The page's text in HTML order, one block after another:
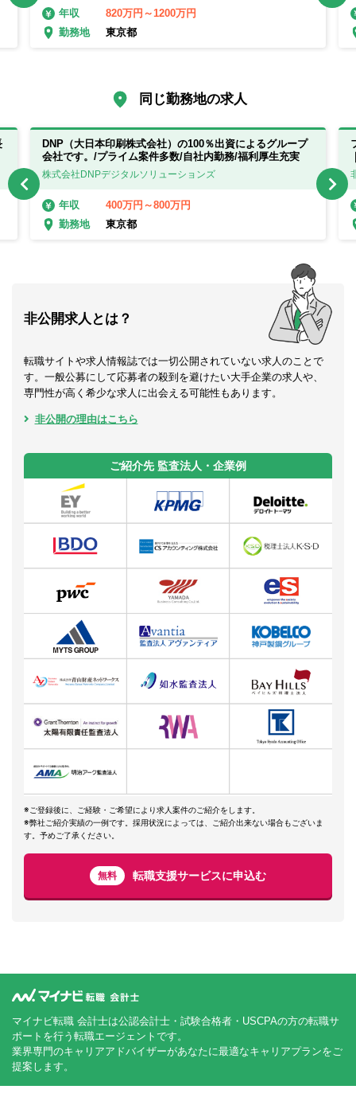
年収
820万円～1200万円
勤務地
東京都
同じ勤務地の求人
DNP（大日本印刷株式会社）の100％出資によるグループ
会社です。/プライム案件多数/自社内勤務/福利厚生充実
株式会社DNPデジタルソリューションズ
年収
400万円～800万円
勤務地
東京都
非公開求人とは？
転職サイトや求人情報誌では一切公開されていない求人のことで
す。一般公募にして応募者の殺到を避けたい大手企業の求人や、
専門性が高く希少な求人に出会える可能性もあります。
非公開の理由はこちら
ご紹介先 監査法人・企業例
※ご登録後に、ご経験・ご希望により求人案件のご紹介をします。
※弊社ご紹介実績の一例です。採用状況によっては、ご紹介出来ない場合もございま
す。予めご了承ください。
無料 転職支援サービスに申込む
マイナビ転職 会計士は公認会計士・試験合格者・USCPAの方の転職サ
ポートを行う転職エージェントです。
業界専門のキャリアアドバイザーがあなたに最適なキャリアプランをご
提案します。